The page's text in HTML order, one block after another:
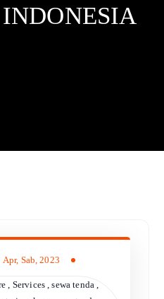
Apr, Sab, 2023
Services,sewa tenda